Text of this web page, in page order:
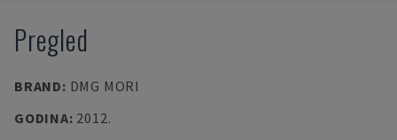
Pregled
BRAND: DMG MORI
GODINA: 2012.